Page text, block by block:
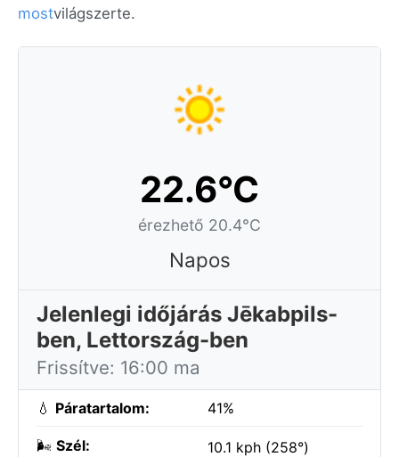
mostvilágszerte.
22.6°C
érezhető 20.4°C
Napos
Jelenlegi időjárás Jēkabpils-
ben, Lettország-ben
Frissítve: 16:00 ma
💧 Páratartalom: 41%
🌬️ Szél: 10.1 kph (258°)